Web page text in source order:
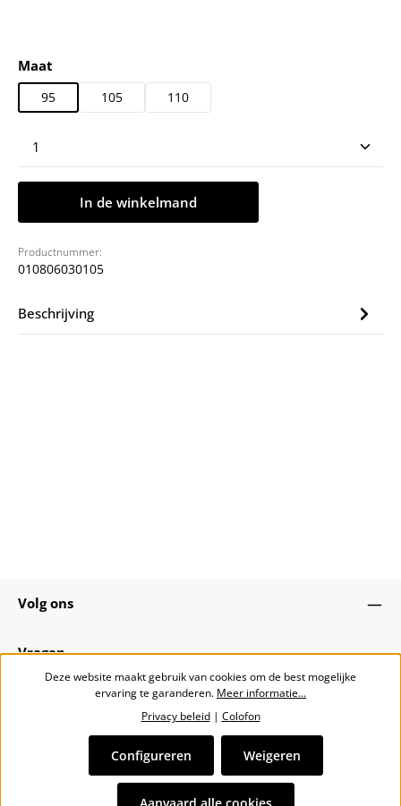
Selecteer
Maat
95 105 110
Producthoeveelheid: Voer de gewenste
In de winkelmand
Productnummer:
010806030105
Beschrijving
Volg ons
Vragen
Alle prijzen incl. btw plusverzendkosten
Deze website maakt gebruik van cookies om de best mogelijke
ervaring te garanderen. Meer informatie...
Privacy beleid| Colofon
Weigeren
Configureren